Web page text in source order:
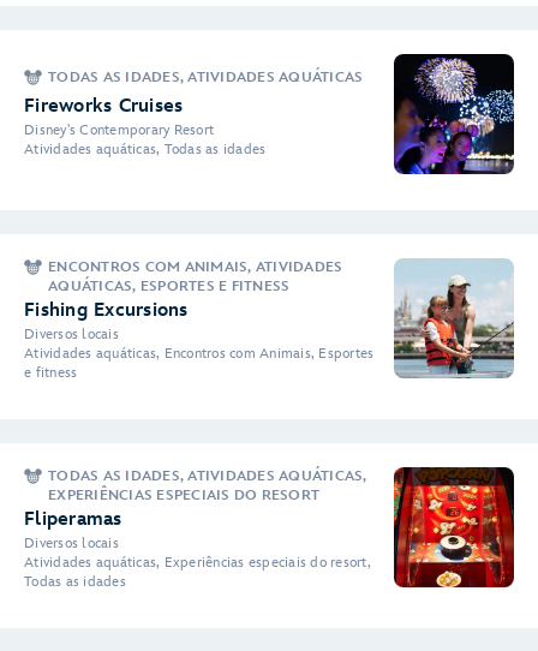
TODAS AS IDADES, ATIVIDADES AQUÁTICAS
Fireworks Cruises
Disney's Contemporary Resort
Atividades aquáticas, Todas as idades
ENCONTROS COM ANIMAIS, ATIVIDADES
AQUÁTICAS, ESPORTES E FITNESS
Fishing Excursions
Diversos locais
Atividades aquáticas, Encontros com Animais, Esportes
e fitness
TODAS AS IDADES, ATIVIDADES AQUÁTICAS,
EXPERIÊNCIAS ESPECIAIS DO RESORT
Fliperamas
Diversos locais
Atividades aquáticas, Experiências especiais do resort,
Todas as idades